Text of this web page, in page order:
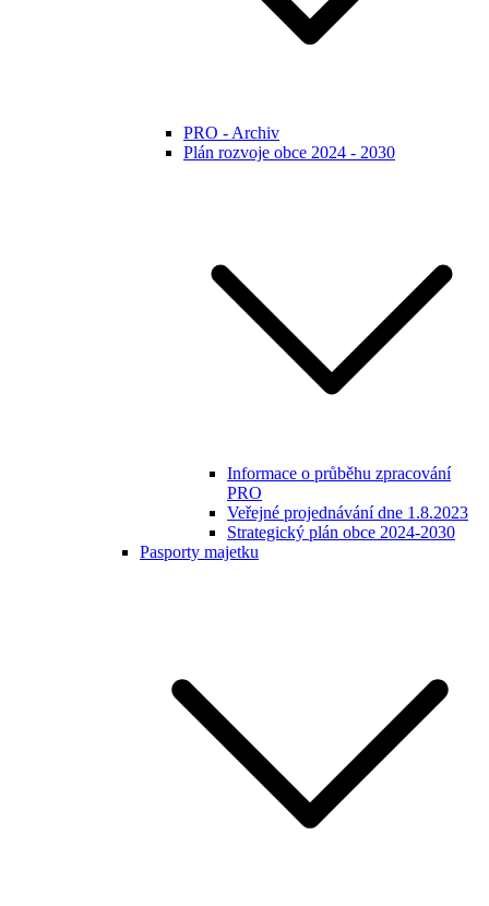
PRO - Archiv
Plán rozvoje obce 2024 - 2030
Informace o průběhu zpracování
PRO
Veřejné projednávání dne 1.8.2023
Strategický plán obce 2024-2030
Pasporty majetku